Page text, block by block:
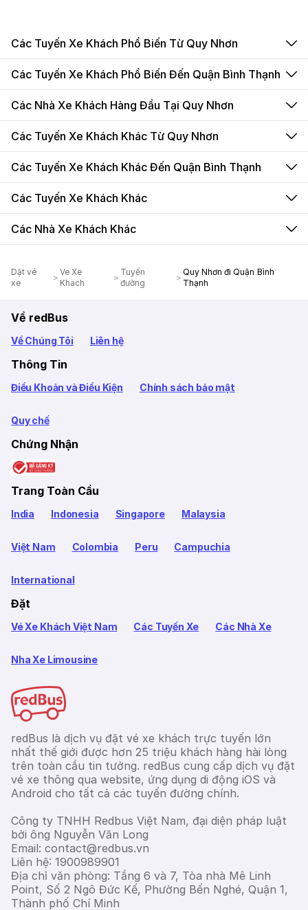
Các Tuyến Xe Khách Phổ Biến Từ Quy Nhơn
Các Tuyến Xe Khách Phổ Biến Đến Quận Bình Thạnh
Các Nhà Xe Khách Hàng Đầu Tại Quy Nhơn
Các Tuyến Xe Khách Khác Từ Quy Nhơn
Các Tuyến Xe Khách Khác Đến Quận Bình Thạnh
Các Tuyến Xe Khách Khác
Các Nhà Xe Khách Khác
Dặt vé
xe
Ve Xe
Khach
Tuyến
đường
Quy Nhơn đi Quận Bình
Thạnh
Về redBus
Về Chúng Tôi Liên hệ
Thông Tin
Điều Khoản và Điều Kiện Chính sách bảo mật
Quy chế
Chứng Nhận
Trang Toàn Cầu
India Indonesia Singapore Malaysia
Việt Nam Colombia Peru Campuchia
International
Đặt
Vé Xe Khách Việt Nam Các Tuyến Xe Các Nhà Xe
Nha Xe Limousine
redBus là dịch vụ đặt vé xe khách trực tuyến lớn
nhất thế giới được hơn 25 triệu khách hàng hài lòng
trên toàn cầu tin tưởng. redBus cung cấp dịch vụ đặt
vé xe thông qua website, ứng dụng di động iOS và
Android cho tất cả các tuyến đường chính.
Công ty TNHH Redbus Việt Nam, đại diện pháp luật
bởi ông Nguyễn Văn Long
Email: contact@redbus.vn
Liên hệ: 1900989901
Địa chỉ văn phòng: Tầng 6 và 7, Tòa nhà Mê Linh
Point, Số 2 Ngô Đức Kế, Phường Bến Nghé, Quận 1,
Thành phố Chí Minh